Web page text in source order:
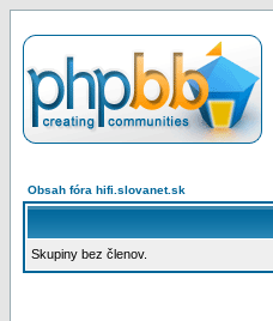
Obsah fóra hifi.slovanet.sk
Skupiny bez členov.